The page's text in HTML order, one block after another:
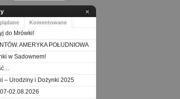
Komentowane
do Mrówki!
AMERYKA POŁUDNIOWA
w Sadownem!
– Urodziny i Dożynki 2025
02.08.2026